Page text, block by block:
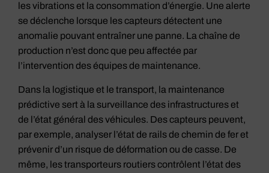
les vibrations et la consommation d’énergie. Une alerte
se déclenche lorsque les capteurs détectent une
anomalie pouvant entraîner une panne. La chaîne de
production n’est donc que peu affectée par
l’intervention des équipes de maintenance.
Dans la logistique et le transport, la maintenance
prédictive sert à la surveillance des infrastructures et
de l’état général des véhicules. Des capteurs peuvent,
par exemple, analyser l’état de rails de chemin de fer et
prévenir d’un risque de déformation ou de casse. De
même, les transporteurs routiers contrôlent l’état des